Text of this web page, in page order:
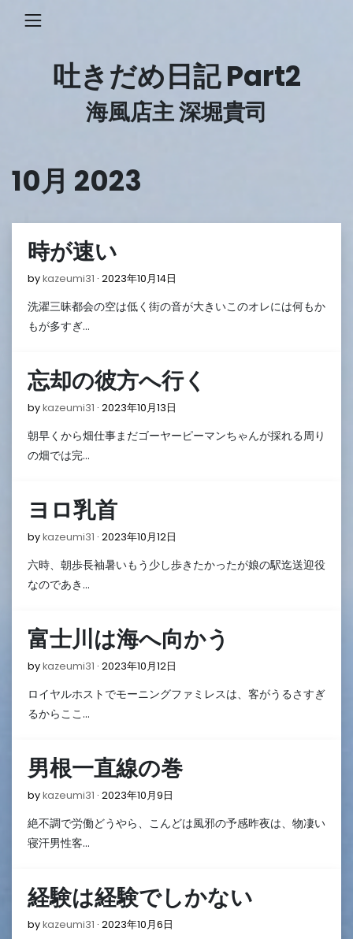
吐きだめ日記 Part2
海風店主 深堀貴司
10月 2023
時が速い
bykazeumi31 2023年10月14日
10
洗濯三昧都会の空は低く街の音が大きいこのオレには何もか
もが多すぎ…
忘却の彼方へ行く
bykazeumi31 2023年10月13日
10
朝早くから畑仕事まだゴーヤーピーマンちゃんが採れる周り
の畑では完…
ヨロ乳首
bykazeumi31 2023年10月12日
10
六時、朝歩長袖暑いもう少し歩きたかったが娘の駅迄送迎役
なのであき…
富士川は海へ向かう
bykazeumi31 2023年10月12日
10
ロイヤルホストでモーニングファミレスは、客がうるさすぎ
るからここ…
男根一直線の巻
bykazeumi31 2023年10月9日
10
絶不調で労働どうやら、こんどは風邪の予感昨夜は、物凄い
寝汗男性客…
経験は経験でしかない
bykazeumi31 2023年10月6日